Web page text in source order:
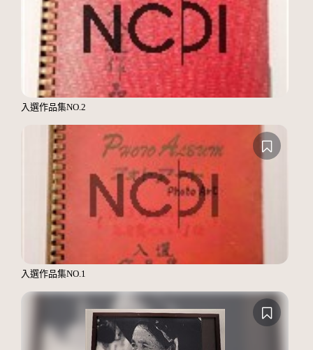
入選作品集NO.2
入選作品集NO.1